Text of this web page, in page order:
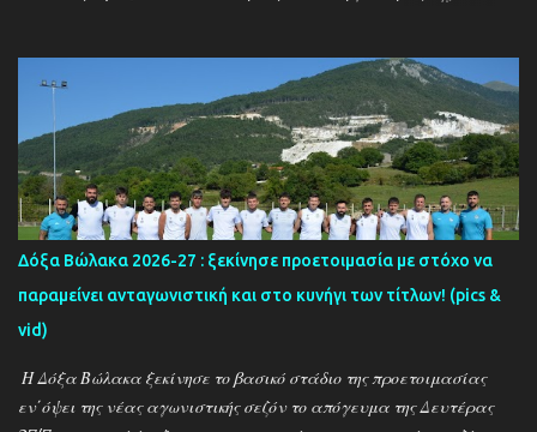
δυναμική των ''κιτρινόμαυρων''! Παρακάτω δείτε φωτοστιγμές
απο τις προπονήσεις της δραμινής ομάδας μέσα απο τον φακό της
''Ο'' που βρέθηκε στο γήπεδο του Καλαμπακίου ενώ δηλώσεις
κάνουν οι κ.κ. Σαρακασίδης Βασίλης (προπονητής) , Βαβλιάκης
Χρόνης (τεχνικός διευθυντής) και οι ποδοσφαιριστές Μάριος
Βουτσινάς και Ηλίας Σταμπουλής!
Δόξα Βώλακα 2026-27 : ξεκίνησε προετοιμασία με στόχο να
παραμείνει ανταγωνιστική και στο κυνήγι των τίτλων! (pics &
vid)
Η Δόξα Βώλακα ξεκίνησε το βασικό στάδιο της προετοιμασίας
εν΄όψει της νέας αγωνιστικής σεζόν το απόγευμα της Δευτέρας